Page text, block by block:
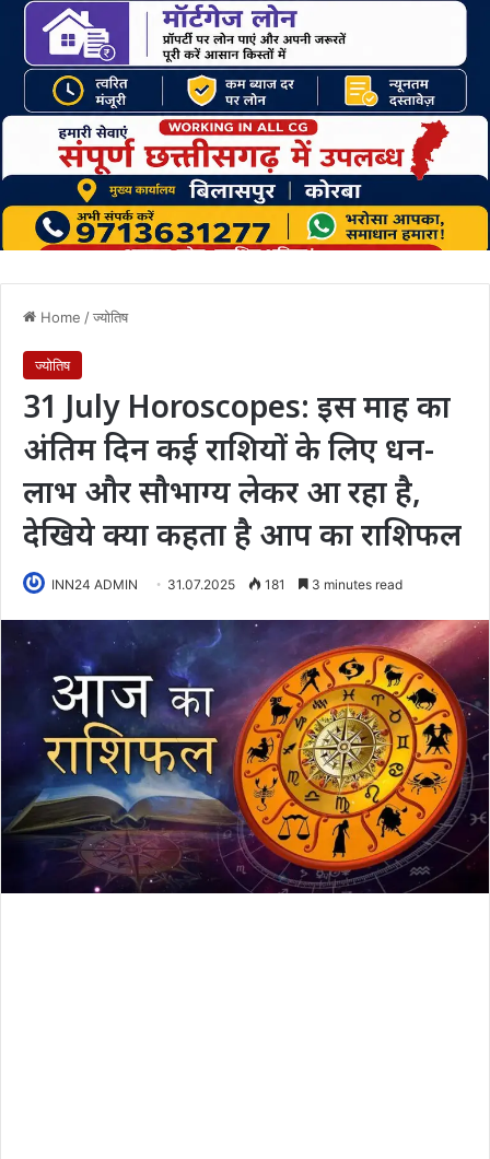
Home /ज्योतिष
ज्योतिष
31 July Horoscopes: इस माह का
अंतिम दिन कई राशियों के लिए धन-
लाभ और सौभाग्य लेकर आ रहा है,
देखिये क्या कहता है आप का राशिफल
INN24 ADMIN 31.07.2025 181 3 minutes read